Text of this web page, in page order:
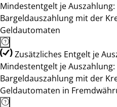
Mindestentgelt je Auszahlung:
Bargeldauszahlung mit der
Geldautomaten
Zusätzliches Entgelt je
Mindestentgelt je Auszahlung:
Bargeldauszahlung mit der
Geldautomaten in